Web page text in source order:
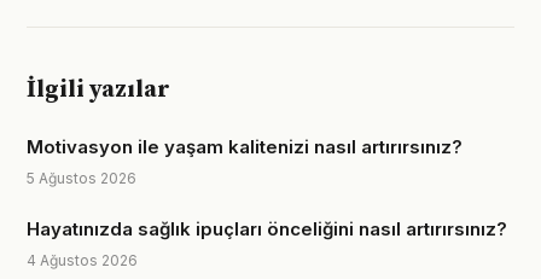
İlgili yazılar
Motivasyon ile yaşam kalitenizi nasıl artırırsınız?
5 Ağustos 2026
Hayatınızda sağlık ipuçları önceliğini nasıl artırırsınız?
4 Ağustos 2026